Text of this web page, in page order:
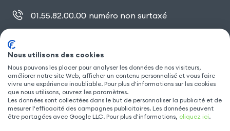
01.55.82.00.00 numéro non surtaxé
SUIVEZ NOUS
Nous utilisons des cookies
Nous pouvons les placer pour analyser les données de nos visiteurs,
améliorer notre site Web, afficher un contenu personnalisé et vous faire
vivre une expérience inoubliable. Pour plus d'informations sur les cookies
que nous utilisons, ouvrez les paramètres.
Les données sont collectées dans le but de personnaliser la publicité et de
mesurer l'efficacité des campagnes publicitaires. Les données peuvent
être partagées avec Google LLC. Pour plus d'informations, cliquez ici.